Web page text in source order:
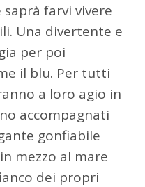
farvi vivere
Una divertente e
per poi
il blu. Per tutti
a loro agio in
accompagnati
gonfiabile
mezzo al mare
dei propri